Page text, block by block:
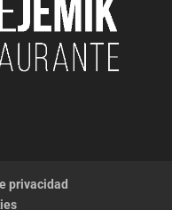
privacidad